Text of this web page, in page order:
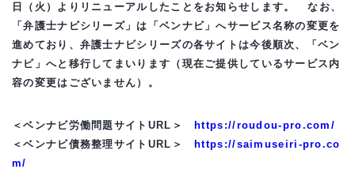
日（火）よりリニューアルしたことをお知らせします。
なお、
「弁護士ナビシリーズ」は「ベンナビ」へサービス名称の変更を
進めており、弁護士ナビシリーズの各サイトは今後順次、「ベン
ナビ」へと移行してまいります（現在ご提供しているサービス内
容の変更はございません）。
＜ベンナビ労働問題サイトURL＞
https://roudou-pro.com/
＜ベンナビ債務整理サイトURL＞
https://saimuseiri-pro.co
m/